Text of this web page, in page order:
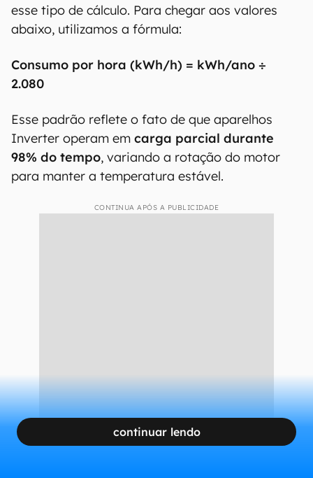
esse tipo de cálculo. Para chegar aos valores
abaixo, utilizamos a fórmula:
Consumo por hora (kWh/h) = kWh/ano ÷
2.080
Esse padrão reflete o fato de que aparelhos
Inverter operam em carga parcial durante
98% do tempo, variando a rotação do motor
para manter a temperatura estável.
CONTINUA APÓS A PUBLICIDADE
continuar lendo